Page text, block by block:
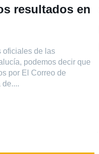
resultados en
oficiales de las
podemos decir que
por El Correo de